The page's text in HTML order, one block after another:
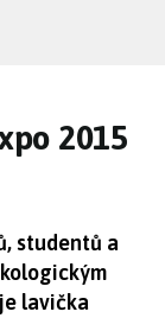
2015
studentů a
lavička